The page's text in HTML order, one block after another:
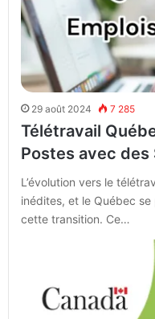
29 août 2024 7 285
Télétravail
Postes avec des
L’évolution vers le
inédites, et le Québec
cette transition. Ce…